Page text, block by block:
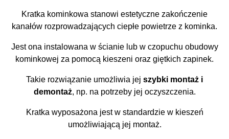
Kratka kominkowa stanowi estetyczne zakończenie
kanałów rozprowadzających ciepłe powietrze z kominka.
Jest ona instalowana w ścianie lub w czopuchu obudowy
kominkowej za pomocą kieszeni oraz giętkich zapinek.
Takie rozwiązanie umożliwia jej szybki montaż i
demontaż, np. na potrzeby jej oczyszczenia.
Kratka wyposażona jest w standardzie w kieszeń
umożliwiającą jej montaż.